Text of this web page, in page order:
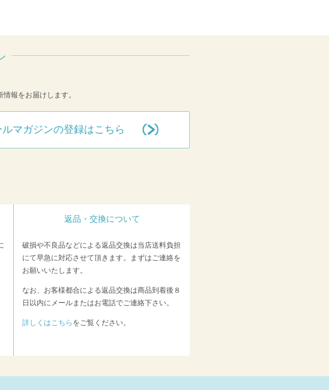
報をお届けします。
ルマガジンの登録はこちら
返品・交換について
破損や不良品などによる返品交換は当店送料負担
にて早急に対応させて頂きます。まずはご連絡を
お願いいたします。
なお、お客様都合による返品交換は商品到着後８
日以内にメールまたはお電話でご連絡下さい。
詳しくはこちら をご覧ください。